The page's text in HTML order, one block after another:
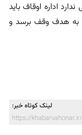
اداره اوقاف باید
به هدف وقف برسد و
لینک کوتاه خبر:
https://